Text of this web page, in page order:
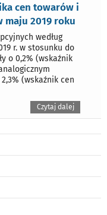
cen towarów i
maju 2019 roku
według
r. w stosunku do
o 0,2% (wskaźnik
(wskaźnik cen
Czytaj dalej